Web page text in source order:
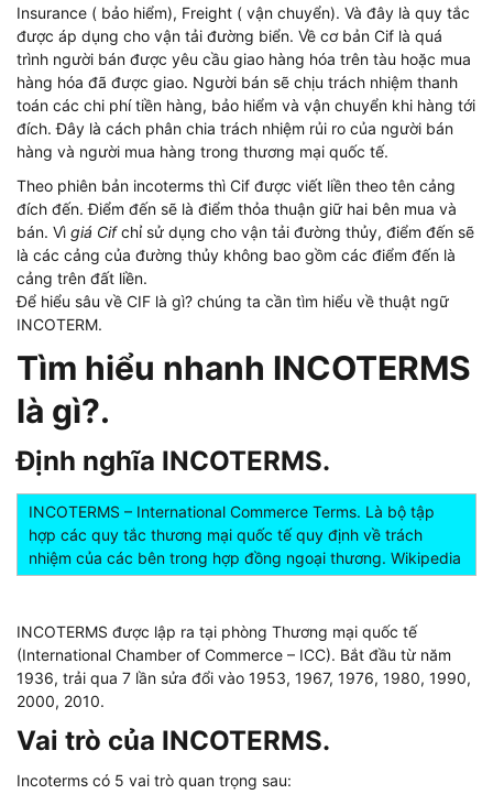
Insurance ( bảo hiểm), Freight ( vận chuyển). Và đây là quy tắc
được áp dụng cho vận tải đường biển. Về cơ bản Cif là quá
trình người bán được yêu cầu giao hàng hóa trên tàu hoặc mua
hàng hóa đã được giao. Người bán sẽ chịu trách nhiệm thanh
toán các chi phí tiền hàng, bảo hiểm và vận chuyển khi hàng tới
đích. Đây là cách phân chia trách nhiệm rủi ro của người bán
hàng và người mua hàng trong thương mại quốc tế.
Theo phiên bản incoterms thì Cif được viết liền theo tên cảng
đích đến. Điểm đến sẽ là điểm thỏa thuận giữ hai bên mua và
bán. Vì giá Cifchỉ sử dụng cho vận tải đường thủy, điểm đến sẽ
là các cảng của đường thủy không bao gồm các điểm đến là
cảng trên đất liền.
Để hiểu sâu về CIF là gì? chúng ta cần tìm hiểu về thuật ngữ
INCOTERM.
Tìm hiểu nhanh INCOTERMS
là gì?.
Định nghĩa INCOTERMS.
INCOTERMS – International Commerce Terms. Là bộ tập
hợp các quy tắc thương mại quốc tế quy định về trách
nhiệm của các bên trong hợp đồng ngoại thương. Wikipedia
INCOTERMS được lập ra tại phòng Thương mại quốc tế
(International Chamber of Commerce – ICC). Bắt đầu từ năm
1936, trải qua 7 lần sửa đổi vào 1953, 1967, 1976, 1980, 1990,
2000, 2010.
Vai trò của INCOTERMS.
Incoterms có 5 vai trò quan trọng sau: